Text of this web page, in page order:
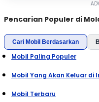
Pencarian Populer di
Cari Mobil Berdasarkan
Mobil Paling Populer
Mobil Yang Akan Keluar di
Mobil Terbaru